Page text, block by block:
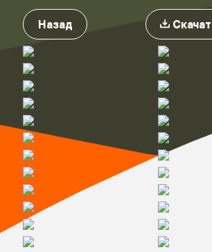
Расписание
Результаты
Видеоблог
Галерея
Назад